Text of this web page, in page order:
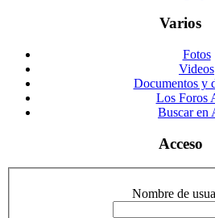
Varios
Fotos
Videos
Documentos y
Los Foros
Buscar en
Acceso
Nombre de